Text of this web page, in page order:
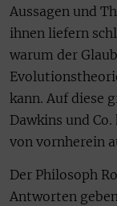
Aussagen und
ihnen liefern
warum der
kann. Auf diese
Dawkins und
von vornherein
Der Philosoph
Antworten